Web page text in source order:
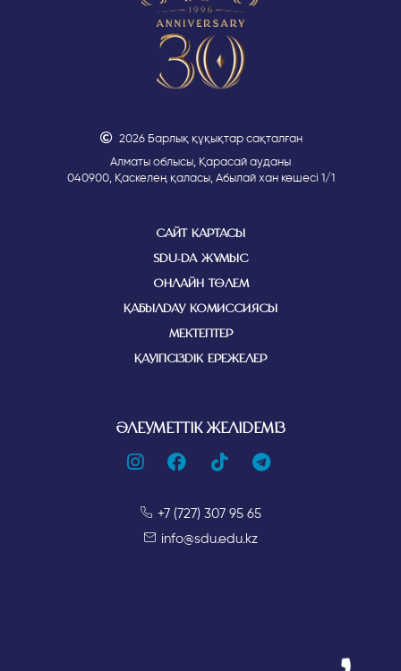
2026 Барлық құқықтар сақталған
Алматы облысы, Қарасай ауданы
040900, Қаскелең қаласы, Абылай хан көшесі 1/1
САЙТ КАРТАСЫ
SDU-ДА ЖҰМЫС
ОНЛАЙН ТӨЛЕМ
ҚАБЫЛДАУ КОМИССИЯСЫ
МЕКТЕПТЕР
ҚАУІПСІЗДІК ЕРЕЖЕЛЕР
ӘЛЕУМЕТТІК ЖЕЛІДЕМІЗ
+7 (727) 307 95 65
info@sdu.edu.kz